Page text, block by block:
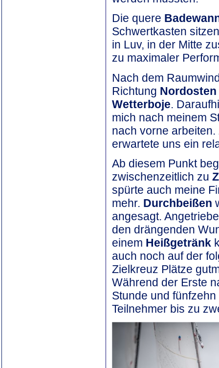
Die quere
Schwertkasten
in Luv, in der Mitte
zu maximaler
Nach dem
Richtung Nordosten
Wetterboje.
mich nach meinem
nach vorne
erwartete uns ein
Ab diesem Punkt
zwischenzeitlich zu
spürte auch meine
mehr. Durchbeißen
angesagt.
den drängenden
einem Heißgetränk
auch noch auf der
Zielkreuz Plätze
Während der Erste
Stunde und
Teilnehmer bis zu